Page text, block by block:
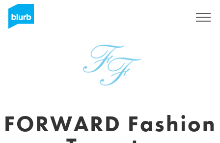
FORWARD Fashion